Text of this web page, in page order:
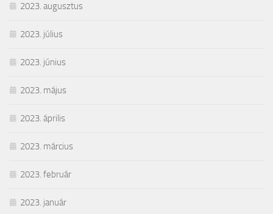
2023. augusztus
2023. július
2023. június
2023. május
2023. április
2023. március
2023. február
2023. január